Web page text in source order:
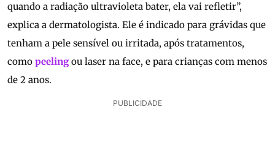
quando a radiação ultravioleta bater, ela vai refletir”,
explica a dermatologista. Ele é indicado para grávidas que
tenham a pele sensível ou irritada, após tratamentos,
como peelingou laser na face, e para crianças com menos
de 2 anos.
PUBLICIDADE